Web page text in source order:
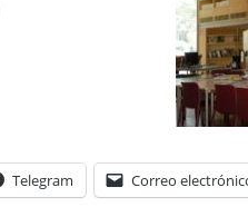
Telegram Correo